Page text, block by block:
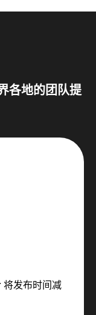
各地的团队提
发布时间减